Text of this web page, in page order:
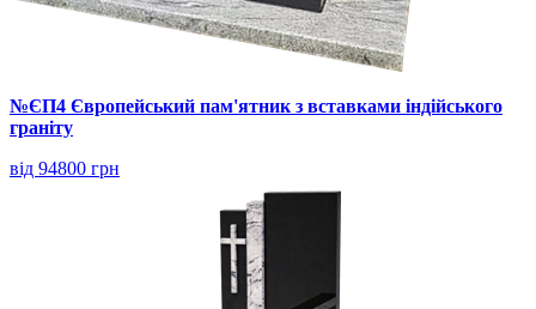
№ЄП4 Європейський пам'ятник з вставками індійського
граніту
від 94800 грн